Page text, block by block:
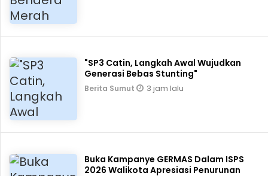
"SP3 Catin, Langkah Awal Wujudkan
Generasi Bebas Stunting"
Berita Sumut 3 jam lalu
Buka Kampanye GERMAS Dalam ISPS
2026 Walikota Apresiasi Penurunan